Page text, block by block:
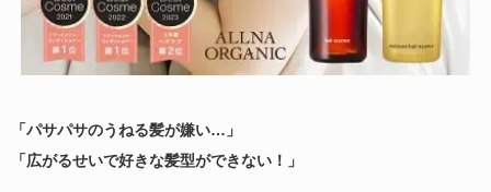
「パサパサのうねる髪が嫌い…」
「広がるせいで好きな髪型ができない！」